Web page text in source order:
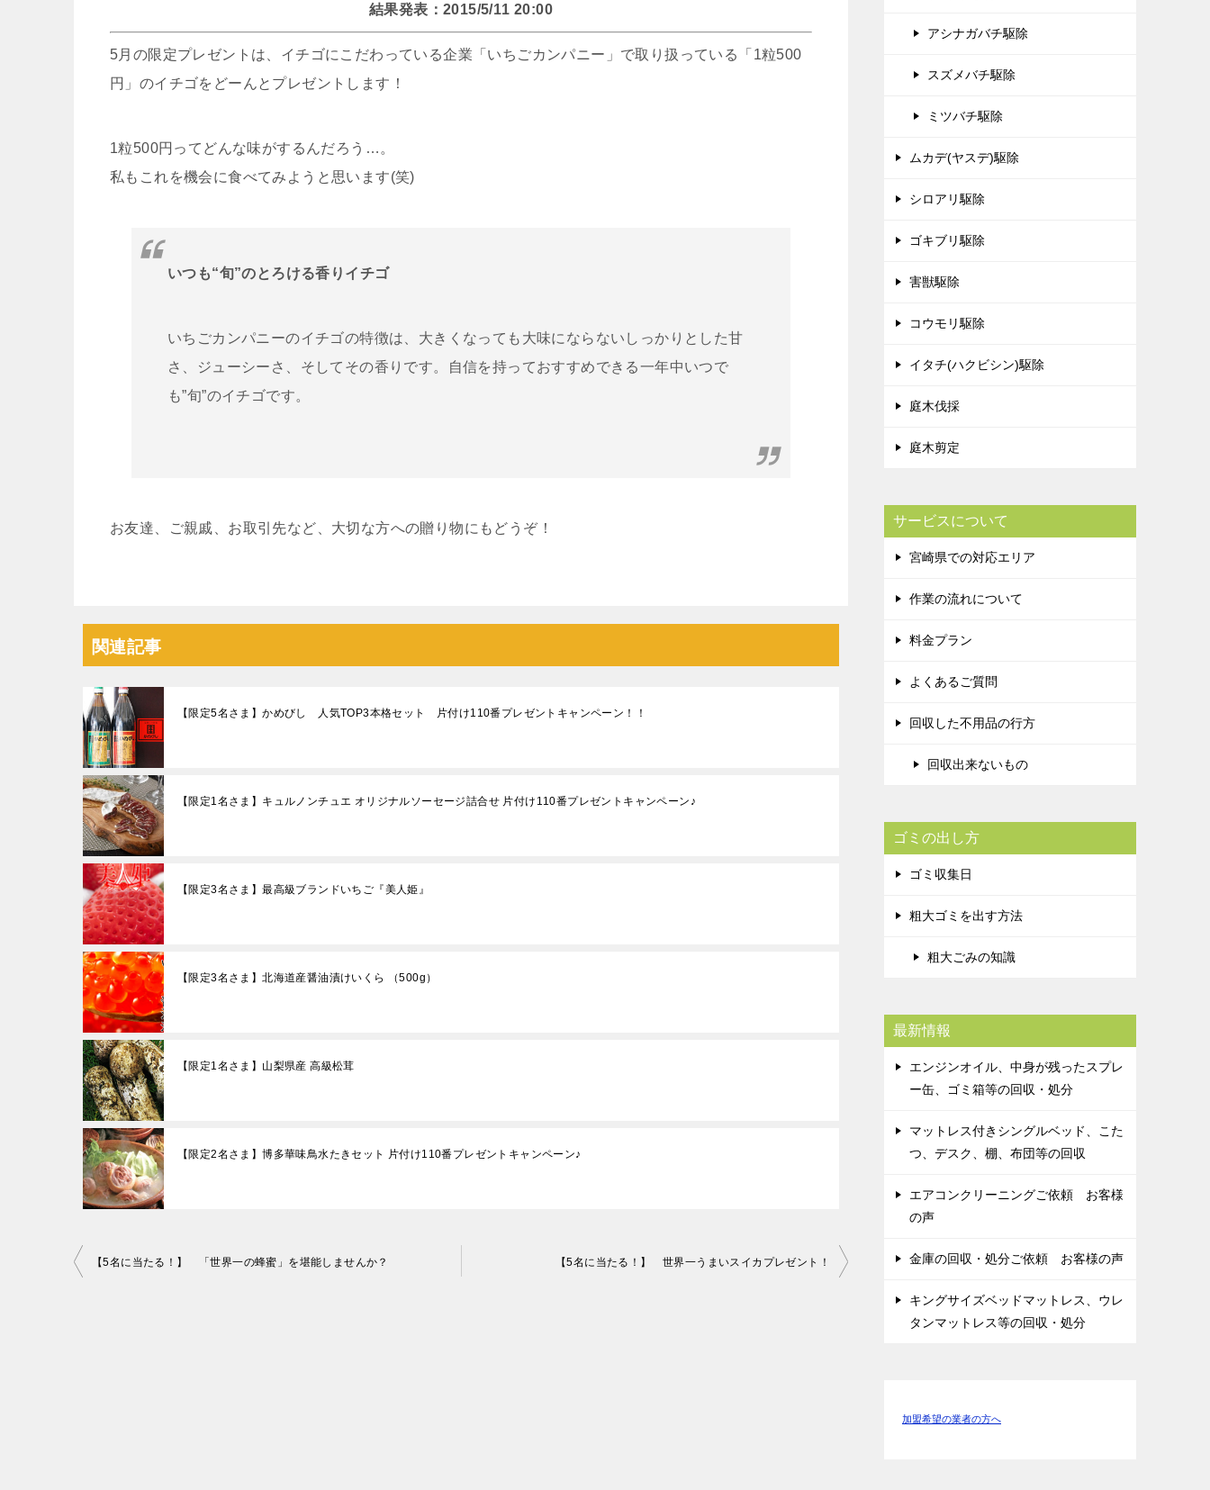
結果発表：2015/5/11 20:00
5月の限定プレゼントは、イチゴにこだわっている企業「いちごカンパニー」で取り扱っている「1粒500
円」のイチゴをどーんとプレゼントします！
1粒500円ってどんな味がするんだろう…。
私もこれを機会に食べてみようと思います(笑)
いつも“旬”のとろける香りイチゴ
いちごカンパニーのイチゴの特徴は、大きくなっても大味にならないしっかりとした甘
さ、ジューシーさ、そしてその香りです。自信を持っておすすめできる一年中いつで
も”旬”のイチゴです。
お友達、ご親戚、お取引先など、大切な方への贈り物にもどうぞ！
関連記事
【限定5名さま】かめびし 人気TOP3本格セット 片付け110番プレゼントキャンペーン！！
【限定1名さま】キュルノンチュエ オリジナルソーセージ詰合せ 片付け110番プレゼントキャンペーン♪
【限定3名さま】最高級ブランドいちご『美人姫』
【限定3名さま】北海道産醤油漬けいくら （500g）
【限定1名さま】山梨県産 高級松茸
【限定2名さま】博多華味鳥水たきセット 片付け110番プレゼントキャンペーン♪
投
【5名に当たる！】 「世界一の蜂蜜」を堪能しませんか？ 【5名に当たる！】 世界一うまいスイカプレゼント！
アシナガバチ駆除
スズメバチ駆除
ミツバチ駆除
ムカデ(ヤスデ)駆除
シロアリ駆除
ゴキブリ駆除
害獣駆除
コウモリ駆除
イタチ(ハクビシン)駆除
庭木伐採
庭木剪定
サービスについて
宮崎県での対応エリア
作業の流れについて
料金プラン
よくあるご質問
回収した不用品の行方
回収出来ないもの
ゴミの出し方
ゴミ収集日
粗大ゴミを出す方法
粗大ごみの知識
最新情報
エンジンオイル、中身が残ったスプレ
ー缶、ゴミ箱等の回収・処分
マットレス付きシングルベッド、こた
つ、デスク、棚、布団等の回収
エアコンクリーニングご依頼 お客様
の声
金庫の回収・処分ご依頼 お客様の声
キングサイズベッドマットレス、ウレ
タンマットレス等の回収・処分
加盟希望の業者の方へ